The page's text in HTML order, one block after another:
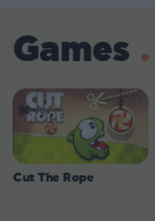
Games
Cut The Rope